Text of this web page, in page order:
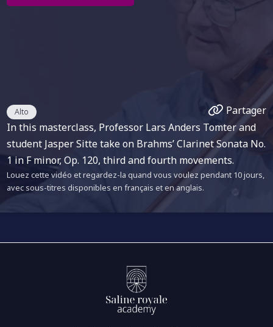
Alto
Partager
In this masterclass, Professor Lars Anders Tomter and
student Jasper Sitte take on Brahms’ Clarinet Sonata No.
1 in F minor, Op. 120, third and fourth movements.
Louez cette vidéo et regardez-la quand vous voulez pendant 10 jours,
avec sous-titres disponibles en français et en anglais.